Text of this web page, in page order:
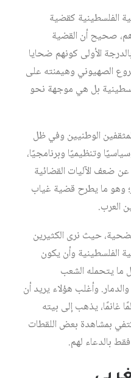
الفلسطينية كقضية
صحيح أن القضية
الأولى كونهم ضحايا
الصهيوني وهيمنته على
بل هي موجهة نحو
الوطنيين وفي ظل
وتنظيميًا وبرنامجيًا،
ضعف الآليات القضائية
وهو ما يطرح قضية غياب
العرب.
حيث نرى الكثيرين
الفلسطينية وأن يكون
ما يتحمله الشعب
وأغلب هؤلاء يريد أن
غانمًا، يذهب إلى بيته
بمشاهدة بعض اللقطات
بالدعاء لهم.